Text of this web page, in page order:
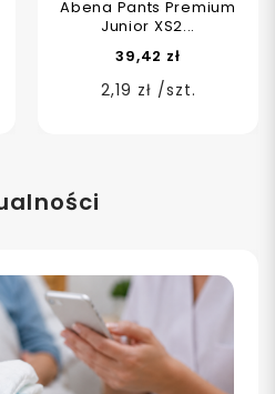
Abena Pants Premium
Junior XS2...
39,42 zł
2,19 zł /szt.